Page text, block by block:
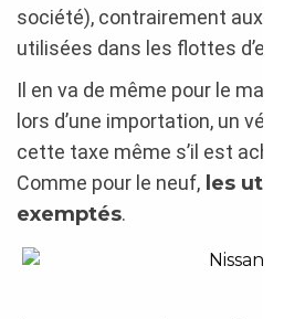
société), contrairement aux
utilisées dans les flottes
Il en va de même pour le
lors d’une importation, un
cette taxe même s’il est
Comme pour le neuf, les
exemptés.